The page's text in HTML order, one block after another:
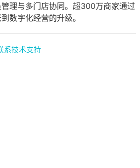
理与多门店协同。超300万商家通过
数字化经营的升级。
系技术支持